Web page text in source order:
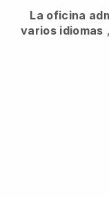
La oficina
varios idiomas